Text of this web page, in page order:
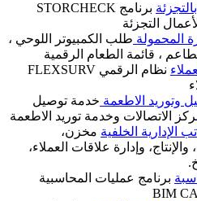
برنامج STORCHECK
التجزئة
المحمولة طلب الكمبيوتر اللوحي ،
، قائمة الطعام الرقمية
نظام الرقمي FLEXSURV
وتوريد الاطعمة خدمة توصيل
الاتصالات وخدمة توريد الاطعمة
الإدارية الخلفية مخزن،
وإدارة علاقات العملاء،
برنامج عمليات المحاسبية